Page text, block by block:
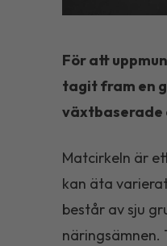
För att
tagit fram en
Matcirkeln är
kan äta
består av sju
näringsämnen.